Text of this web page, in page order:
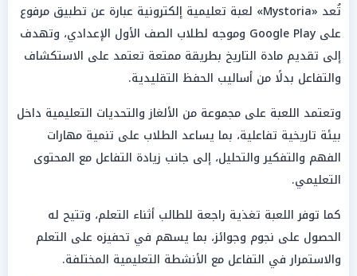
تُعد «Mystoria» لعبة تعليمية إلكترونية عبارة عن تطبيق مرفوع
على Google Play وموجه لطلاب الصف الأول الإعدادي، وتهدف
إلى تقديم مادة التاريخ بطريقة ممتعة تعتمد على الاستكشاف
والتفاعل بدلًا من أساليب الحفظ التقليدية.
وتعتمد اللعبة على مجموعة من الألغاز والتحديات التعليمية داخل
بيئة تاريخية تفاعلية، بما يساعد الطلاب على تنمية مهارات
الفهم والتفكير والتحليل، إلى جانب زيادة التفاعل مع المحتوى
التعليمي.
كما توفر اللعبة تغذية راجعة للطالب أثناء التعلم، وتتيح له
الحصول على نجوم وجوائز، بما يسهم في تحفيزه على التعلم
والاستمرار في التفاعل مع الأنشطة التعليمية المختلفة.